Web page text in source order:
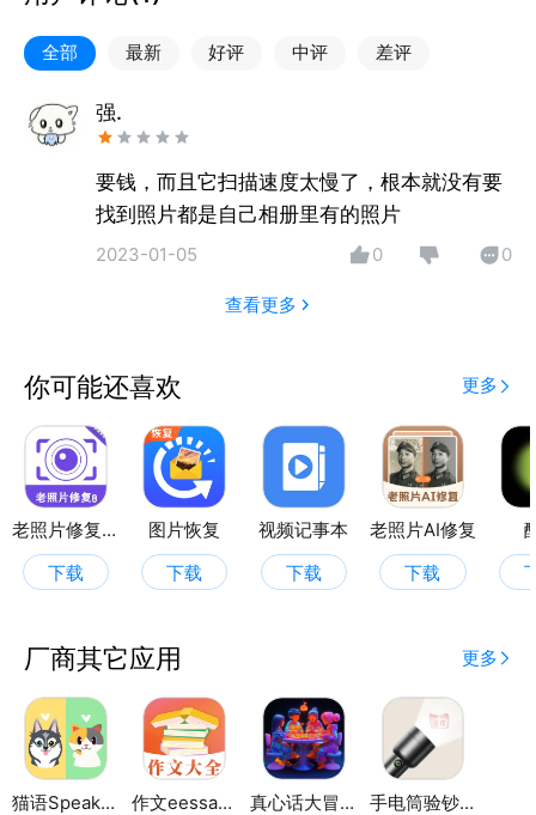
老照片恢复是一款针对老旧照片上的折痕、不清晰、划
痕等地方进行人工修复恢复照片，同时提供黑白照片智
能上色的功能，变老相机的趣味功能，手机照片的查找
的功能，是主打照片的一款应用。
【照片修复】图像去雾、对比增强、清晰增强、色彩增
强，让你的老旧照片还原清晰度，专业的人工在线进行
照片修复恢复，修复老照片的同时，也保存你的美好回
友圈，好玩有趣！看着自己变老的样子，你会不会更珍
惜现在的生活呢？
【照片查找】全方位扫描手机里的照片，平时聊天记录
的照片、手机缓存里的照片，自己怎么都找不着，那就
点开手机照片查找，让我们来帮助你查找出手机里深层
次的照片，一键导出保存到自己的相册。同时提供文
全部 最新 好评 中评 差评
强.
要钱，而且它扫描速度太慢了，根本就没有要
找到照片都是自己相册里有的照片
2023-01-05 0 0
查看更多
你可能还喜欢 更多
老照片修复助手
下载
图片恢复
下载
视频记事本
下载
老照片AI修复
下载
厂商其它应用 更多
猫语Speaker翻译器 作文eessay写作助手 真心话大冒险Go 手电筒验钞灯